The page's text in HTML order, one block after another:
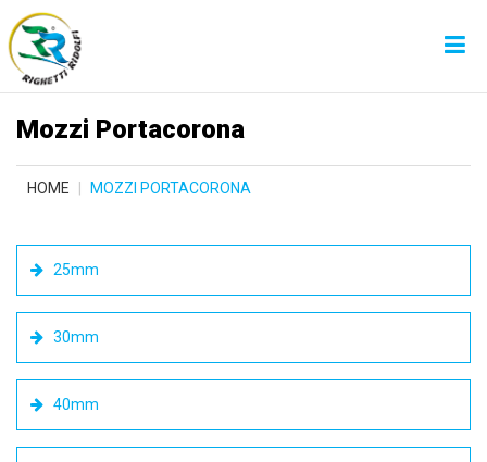
Mozzi Portacorona
HOME MOZZI PORTACORONA
25mm
30mm
40mm